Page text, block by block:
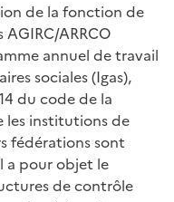
de la fonction de
ARRCO
annuel de travail
sociales (Igas),
du code de la
les institutions de
fédérations sont
a pour objet le
de contrôle